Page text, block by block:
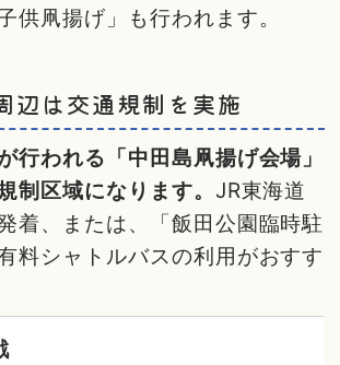
供凧揚げ」も行われます。
辺は交通規制を実施
行われる「中田島凧揚げ会場」
制区域になります。 JR東海道
着、または、「飯田公園臨時駐
料シャトルバスの利用がおすす